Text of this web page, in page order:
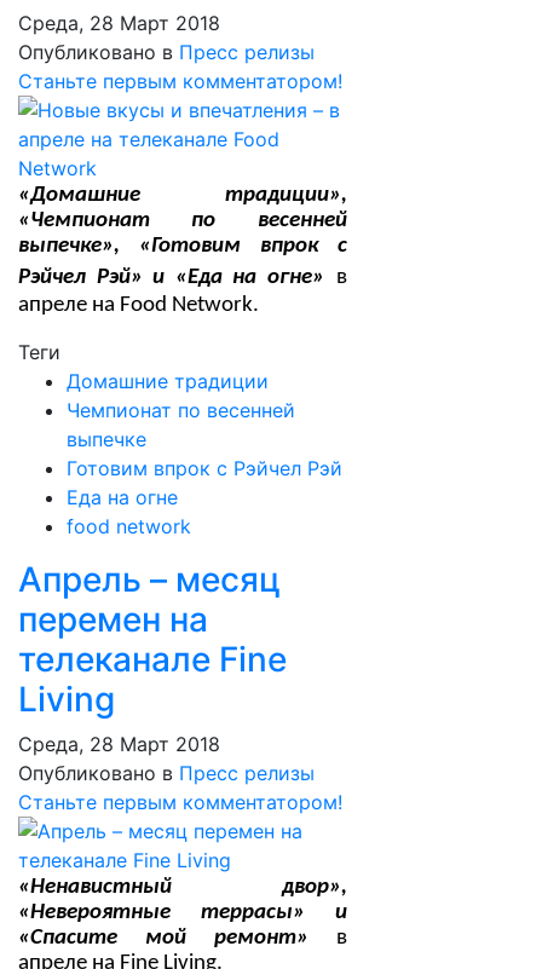
Среда, 28 Март 2018
Опубликовано в Пресс релизы
Станьте первым комментатором!
«Домашние традиции»,
«Чемпионат по весенней
выпечке», «Готовим впрок с
Рэйчел Рэй» и «Еда на огне»
в
апреле на Food Network.
Теги
Домашние традиции
Чемпионат по весенней
выпечке
Готовим впрок с Рэйчел Рэй
Еда на огне
food network
Апрель – месяц
перемен на
телеканале Fine
Living
Среда, 28 Март 2018
Опубликовано в Пресс релизы
Станьте первым комментатором!
«Ненавистный двор»,
«Невероятные террасы» и
«Спасите мой ремонт» в
апреле на Fine Living.